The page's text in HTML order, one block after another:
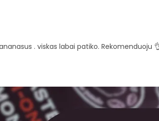
. viskas labai patiko. Rekomenduoju